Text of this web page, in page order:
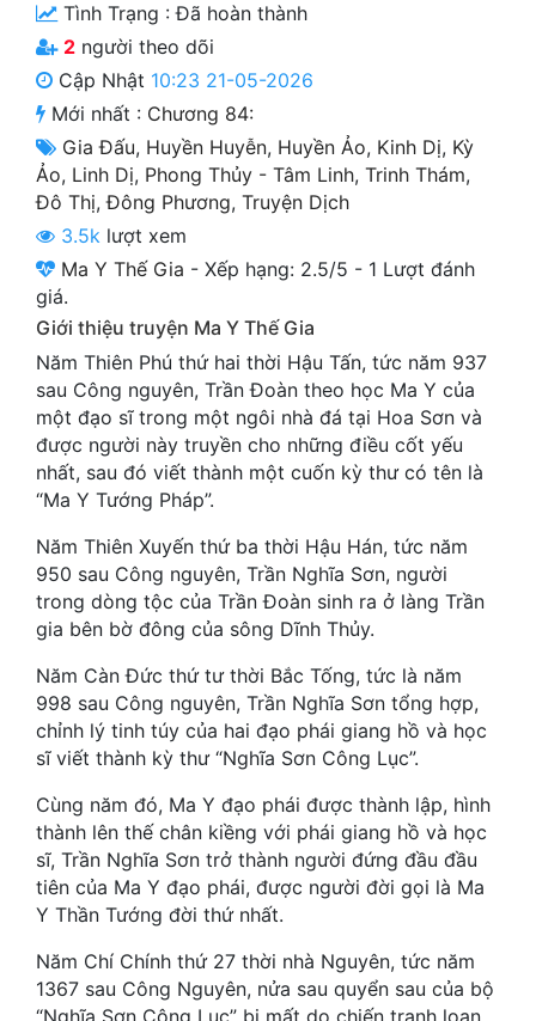
Cung Đấu
Cạnh Kỹ
Cổ Tiên Hiệp
Cổ Đại
Du Hí
Dã Sử
Dị Giới
Dị Năng
Gia Đấu
Góc Nhìn Nam
Huyền Huyễn
Huyền Nghi
Hài Hước
Hệ Thống
Học Đường
Khoa Huyễn
Khoa Huyễn Không Gian
Kinh Dị
Kiếm Hiệp
Tình Trạng :Đã hoàn thành
2 người theo dõi
Cập Nhật 10:23 21-05-2026
Mới nhất : Chương 84:
Gia Đấu, Huyền Huyễn, Huyền Ảo, Kinh Dị, Kỳ
Ảo, Linh Dị, Phong Thủy - Tâm Linh, Trinh Thám,
Đô Thị,Đông Phương, Truyện Dịch
3.5k lượt xem
Ma Y Thế Gia - Xếp hạng: 2.5/5 - 1 Lượt đánh
giá.
Giới thiệu truyện Ma Y Thế Gia
Năm Thiên Phú thứ hai thời Hậu Tấn, tức năm 937
sau Công nguyên, Trần Đoàn theo học Ma Y của
một đạo sĩ trong một ngôi nhà đá tại Hoa Sơn và
được người này truyền cho những điều cốt yếu
nhất, sau đó viết thành một cuốn kỳ thư có tên là
“Ma Y Tướng Pháp”.
Năm Thiên Xuyến thứ ba thời Hậu Hán, tức năm
950 sau Công nguyên, Trần Nghĩa Sơn, người
trong dòng tộc của Trần Đoàn sinh ra ở làng Trần
gia bên bờ đông của sông Dĩnh Thủy.
Năm Càn Đức thứ tư thời Bắc Tống, tức là năm
998 sau Công nguyên, Trần Nghĩa Sơn tổng hợp,
chỉnh lý tinh túy của hai đạo phái giang hồ và học
sĩ viết thành kỳ thư “Nghĩa Sơn Công Lục”.
Cùng năm đó, Ma Y đạo phái được thành lập, hình
thành lên thế chân kiềng với phái giang hồ và học
sĩ, Trần Nghĩa Sơn trở thành người đứng đầu đầu
tiên của Ma Y đạo phái, được người đời gọi là Ma
Y Thần Tướng đời thứ nhất.
Năm Chí Chính thứ 27 thời nhà Nguyên, tức năm
1367 sau Công Nguyên, nửa sau quyển sau của bộ